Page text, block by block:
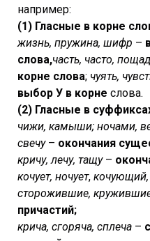
например:
(1) Гласные в корне
жизнь, пружина, шифр –
слова,часть, часто,
корне слова; чуять,
выбор У в корне слова.
(2) Гласные в
чижи, камыши; ночами,
свечу– окончания
кричу, лечу, тащу–
кочует, ночует,
сторожившие,
причастий;
крича, сгоряча, сплеча –